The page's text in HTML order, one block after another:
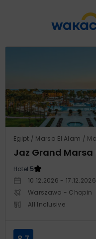
Hotel:5
10.12.2026 - 17.12.2026
Warszawa - Chopin
All Inclusive